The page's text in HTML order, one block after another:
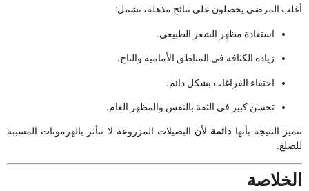
أغلب المرضى يحصلون على نتائج مذهلة، تشمل:
استعادة مظهر الشعر الطبيعي.
زيادة الكثافة في المناطق الأمامية والتاج.
اختفاء الفراغات بشكل دائم.
تحسن كبير في الثقة بالنفس والمظهر العام.
تتميز النتيجة بأنها دائمة لأن البصيلات المزروعة لا تتأثر بالهرمونات المسببة
للصلع.
الخلاصة